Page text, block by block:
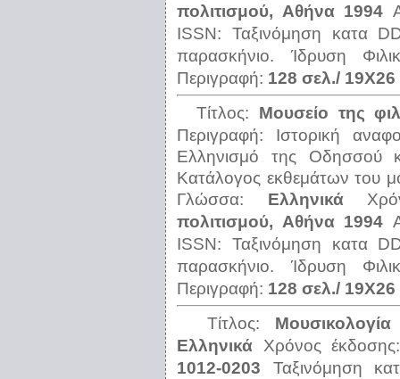
πολιτισμού, Αθήνα 1994
ISSN: Ταξινόμηση κατα
παρασκήνιο. Ίδρυση
Περιγραφή: 128 σελ./ 19Χ26
Τίτλος: Μουσείο της
Περιγραφή: Ιστορική
Ελληνισμό της Οδησσού
Κατάλογος εκθεμάτων του
Γλώσσα: Ελληνικά
πολιτισμού, Αθήνα 1994
ISSN: Ταξινόμηση κατα
παρασκήνιο. Ίδρυση
Περιγραφή: 128 σελ./ 19Χ26
Τίτλος:
Ελληνικά Χρόνος
1012-0203
Ταξινόμηση